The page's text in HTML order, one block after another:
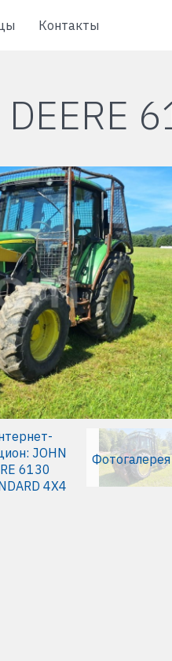
Контакты
Фотогалерея